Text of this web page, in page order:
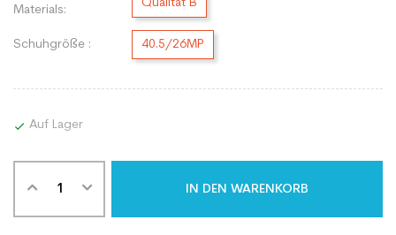
Materials:
Qualität B
Schuhgröße : 40.5/26MP
 Auf Lager
IN DEN WARENKORB